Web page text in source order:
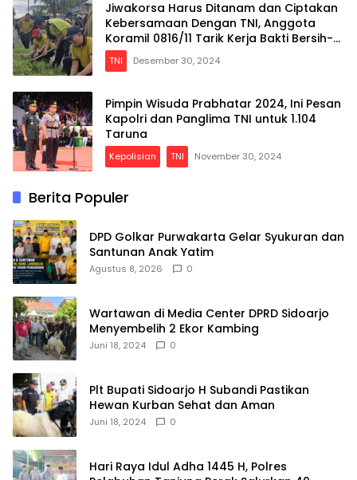
Jiwakorsa Harus Ditanam dan Ciptakan
Kebersamaan Dengan TNI, Anggota
Koramil 0816/11 Tarik Kerja Bakti Bersih-
bersih Desa
TNI Desember 30, 2024
Pimpin Wisuda Prabhatar 2024, Ini Pesan
Kapolri dan Panglima TNI untuk 1.104
Taruna
Kepolisian TNI November 30, 2024
Berita Populer
DPD Golkar Purwakarta Gelar Syukuran dan
Santunan Anak Yatim
Agustus 8, 2026 0
Wartawan di Media Center DPRD Sidoarjo
Menyembelih 2 Ekor Kambing
Juni 18, 2024 0
Plt Bupati Sidoarjo H Subandi Pastikan
Hewan Kurban Sehat dan Aman
Juni 18, 2024 0
Hari Raya Idul Adha 1445 H, Polres